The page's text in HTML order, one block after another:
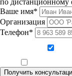
Ваше имя*
Организация
Телефон*
Получить